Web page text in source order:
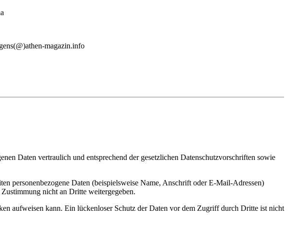
magazin.info
Daten vertraulich und entsprechend der gesetzlichen Datenschutzvorschriften sowie
personenbezogene Daten (beispielsweise Name, Anschrift oder E-Mail-Adressen)
nicht an Dritte weitergegeben.
aufweisen kann. Ein lückenloser Schutz der Daten vor dem Zugriff durch Dritte ist nicht